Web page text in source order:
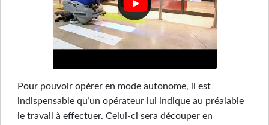
Pour pouvoir opérer en mode autonome, il est
indispensable qu’un opérateur lui indique au préalable
le travail à effectuer. Celui-ci sera découper en